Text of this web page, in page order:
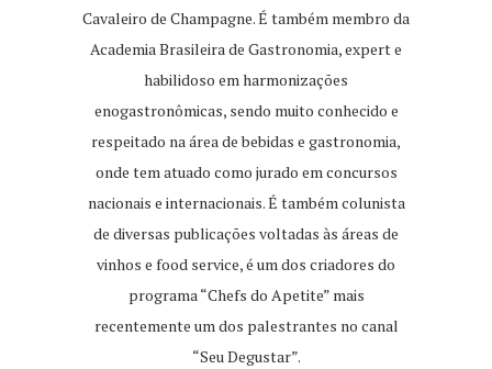
Cavaleiro de Champagne. É também membro da
Academia Brasileira de Gastronomia, expert e
habilidoso em harmonizações
enogastronômicas, sendo muito conhecido e
respeitado na área de bebidas e gastronomia,
onde tem atuado como jurado em concursos
nacionais e internacionais. É também colunista
de diversas publicações voltadas às áreas de
vinhos e food service, é um dos criadores do
programa “Chefs do Apetite” mais
recentemente um dos palestrantes no canal
“Seu Degustar”.